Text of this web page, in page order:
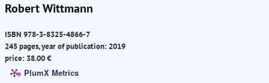
Robert Wittmann
ISBN 978-3-8325-4866-7
245 pages, year of publication: 2019
price: 38.00 €
PlumX Metrics